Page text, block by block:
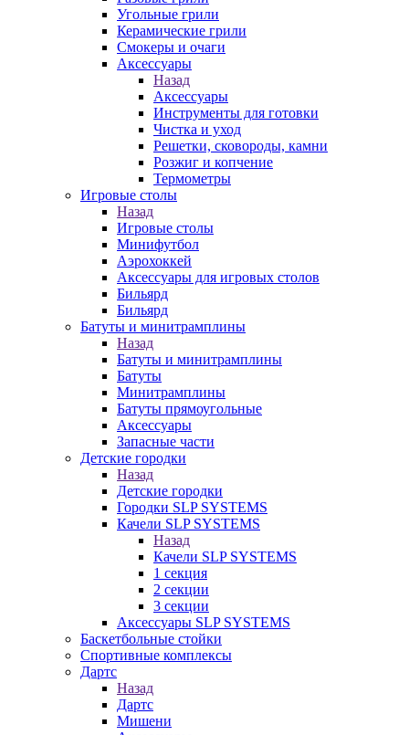
Угольные грили
Керамические грили
Смокеры и очаги
Аксессуары
Назад
Аксессуары
Инструменты для готовки
Чистка и уход
Решетки, сковороды, камни
Розжиг и копчение
Термометры
Игровые столы
Назад
Игровые столы
Минифутбол
Аэрохоккей
Аксессуары для игровых столов
Бильяpд
Бильяpд
Батуты и минитрамплины
Назад
Батуты и минитрамплины
Батуты
Минитрамплины
Батуты прямоугольные
Аксессуары
Запасные части
Детские городки
Назад
Детские городки
Городки SLP SYSTEMS
Качели SLP SYSTEMS
Назад
Качели SLP SYSTEMS
1 секция
2 секции
3 секции
Аксессуары SLP SYSTEMS
Баскетбольные стойки
Спортивные комплексы
Дартс
Назад
Дартс
Мишени